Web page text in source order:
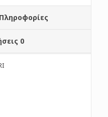
0